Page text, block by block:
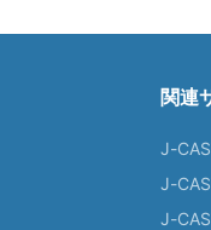
関連
J-
J-
J-